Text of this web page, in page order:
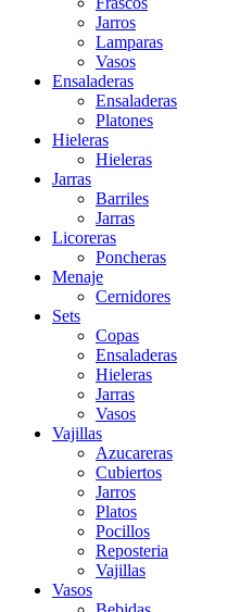
Jarros
Lamparas
Vasos
Ensaladeras
Ensaladeras
Platones
Hieleras
Hieleras
Jarras
Barriles
Jarras
Licoreras
Poncheras
Menaje
Cernidores
Sets
Copas
Ensaladeras
Hieleras
Jarras
Vasos
Vajillas
Azucareras
Cubiertos
Jarros
Platos
Pocillos
Reposteria
Vajillas
Vasos